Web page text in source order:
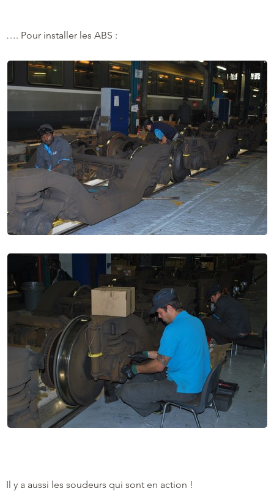
…. Pour installer les ABS :
Il y a aussi les soudeurs qui sont en action !